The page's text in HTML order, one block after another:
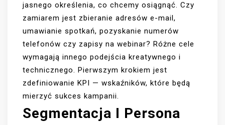
jasnego określenia, co chcemy osiągnąć. Czy
zamiarem jest zbieranie adresów e-mail,
umawianie spotkań, pozyskanie numerów
telefonów czy zapisy na webinar? Różne cele
wymagają innego podejścia kreatywnego i
technicznego. Pierwszym krokiem jest
zdefiniowanie KPI — wskaźników, które będą
mierzyć sukces kampanii.
Segmentacja I Persona